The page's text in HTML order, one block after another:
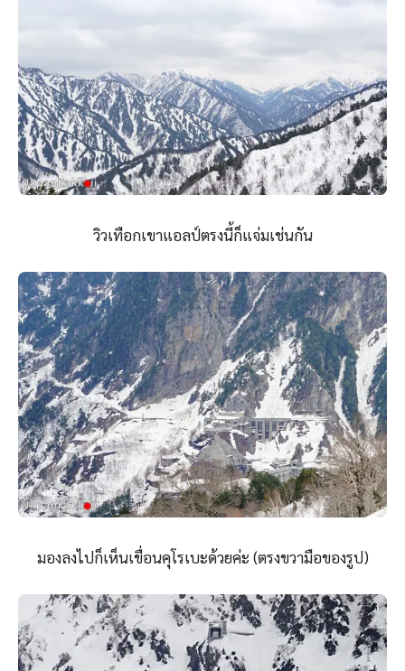
วิวเทือกเขาแอลป์ตรงนี้ก็แจ่มเช่นกัน
มองลงไปก็เห็นเขื่อนคุโรเบะด้วยค่ะ (ตรงขวามือของรูป)